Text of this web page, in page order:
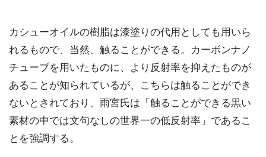
カシューオイルの樹脂は漆塗りの代用としても用いら
れるもので、当然、触ることができる。カーボンナノ
チューブを用いたものに、より反射率を抑えたものが
あることが知られているが、こちらは触ることができ
ないとされており、雨宮氏は「触ることができる黒い
素材の中では文句なしの世界一の低反射率」であるこ
とを強調する。